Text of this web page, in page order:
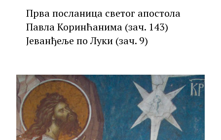
Прва посланица светог апостола
Павла Коринћанима (зач. 143)
Јеванђеље по Луки (зач. 9)